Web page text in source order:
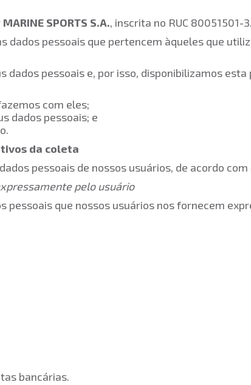
MARINE SPORTS S.A., inscrita no RUC 80051501-3.
dados pessoais que pertencem àqueles que
dados pessoais e, por isso, disponibilizamos
com eles;
dados pessoais; e
da coleta
pessoais de nossos usuários, de acordo
pelo usuário
pessoais que nossos usuários nos fornecem
bancárias.